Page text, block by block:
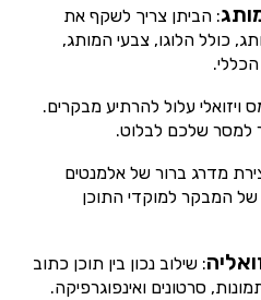
: הביתן צריך לשקף את
כולל הלוגו, צבעי המותג,
הכללי.
ויזואלי עלול להרתיע מבקרים.
למסר שלכם לבלוט.
מדרג ברור של אלמנטים
של המבקר למוקדי התוכן
: שילוב נכון בין תוכן כתוב
סרטונים ואינפוגרפיקה.